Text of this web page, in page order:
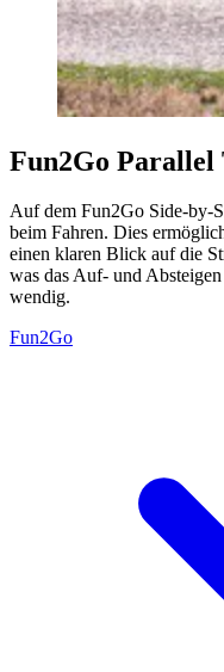
Fun2Go Parallel
Auf dem Fun2Go Side-by-
beim Fahren. Dies
einen klaren Blick auf die
was das Auf- und
wendig.
Fun2Go